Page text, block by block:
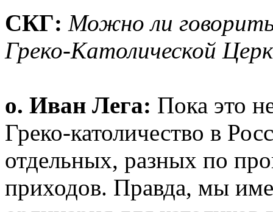
СКГ: Можно ли говорить
Греко-Католической
о. Иван Лега: Пока это
Греко-католичество в
отдельных, разных по
приходов. Правда, мы